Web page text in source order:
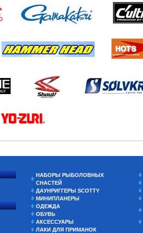
НАБОРЫ РЫБОЛОВНЫХ
СНАСТЕЙ
ДАУНРИГГЕРЫ SCOTTY
МИНИПЛАНЕРЫ
ОДЕЖДА
ОБУВЬ
АКСЕССУАРЫ
ЛАКИ ДЛЯ ПРИМАНОК